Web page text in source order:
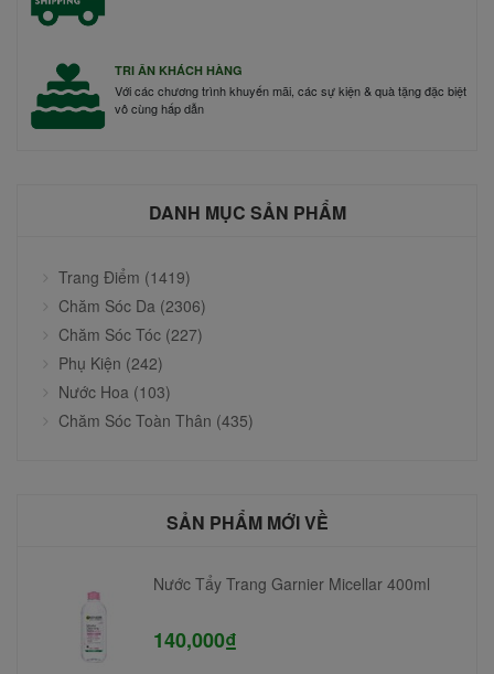
TRI ÂN KHÁCH HÀNG
Với các chương trình khuyến mãi, các sự kiện & quà tặng đặc biệt
vô cùng hấp dẫn
DANH MỤC SẢN PHẨM
Trang Điểm (1419)
Chăm Sóc Da (2306)
Chăm Sóc Tóc (227)
Phụ Kiện (242)
Nước Hoa (103)
Chăm Sóc Toàn Thân (435)
SẢN PHẨM MỚI VỀ
Nước Tẩy Trang Garnier Micellar 400ml
140,000₫